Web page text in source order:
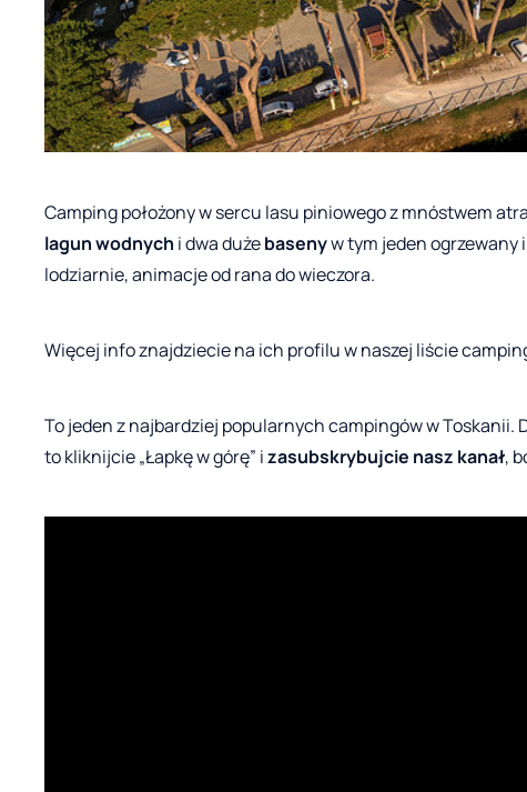
Camping położony w sercu lasu piniowego z mnóstwem
lagun wodnych i dwa dużebasenyw tym jeden ogrzewany
lodziarnie, animacje od rana do wieczora.
Więcej info znajdziecie na ich profilu w naszej liście
To jeden z najbardziej popularnych campingów w Toskanii.
to kliknijcie „Łapkę w górę” izasubskrybujcie nasz kanał,